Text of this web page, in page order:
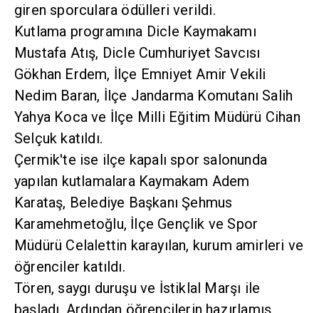
giren sporculara ödülleri verildi.
Kutlama programına Dicle Kaymakamı
Mustafa Atış, Dicle Cumhuriyet Savcısı
Gökhan Erdem, İlçe Emniyet Amir Vekili
Nedim Baran, İlçe Jandarma Komutanı Salih
Yahya Koca ve İlçe Milli Eğitim Müdürü Cihan
Selçuk katıldı.
Çermik'te ise ilçe kapalı spor salonunda
yapılan kutlamalara Kaymakam Adem
Karataş, Belediye Başkanı Şehmus
Karamehmetoğlu, İlçe Gençlik ve Spor
Müdürü Celalettin karayılan, kurum amirleri ve
öğrenciler katıldı.
Tören, saygı duruşu ve İstiklal Marşı ile